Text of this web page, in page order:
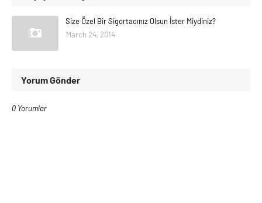
Size Özel Bir Sigortacınız Olsun İster Miydiniz?
March 24, 2014
Yorum Gönder
0 Yorumlar